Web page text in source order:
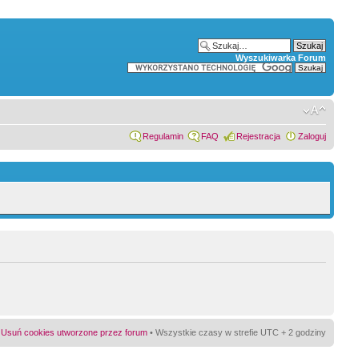
Wyszukiwarka Forum
Regulamin FAQ Rejestracja Zaloguj
Usuń cookies utworzone przez forum • Wszystkie czasy w strefie UTC + 2 godziny